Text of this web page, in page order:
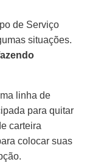
de Serviço
situações.
linha de
para quitar
carteira
colocar suas